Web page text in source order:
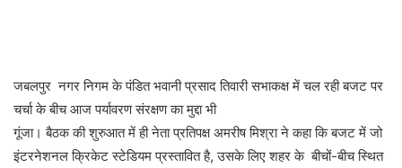
जबलपुर नगर निगम के पंडित भवानी प्रसाद तिवारी सभाकक्ष में चल रही बजट पर
चर्चा के बीच आज पर्यावरण संरक्षण का मुद्दा भी
गूंजा। बैठक की शुरुआत में ही नेता प्रतिपक्ष अमरीष मिश्रा ने कहा कि बजट में जो
इंटरनेशनल क्रिकेट स्टेडियम प्रस्तावित है, उसके लिए शहर के बीचों-बीच स्थित